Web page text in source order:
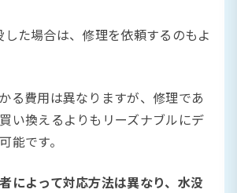
た場合は、修理を依頼するのもよ
る費用は異なりますが、修理であ
い換えるよりもリーズナブルにデ
能です。
によって対応方法は異なり、水没